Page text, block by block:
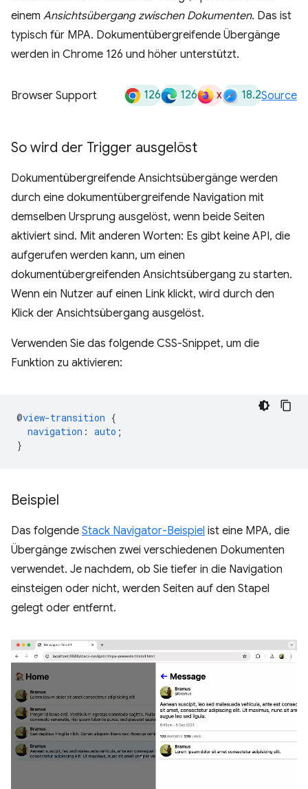
einem Ansichtsübergang zwischen Dokumenten. Das ist
typisch für MPA. Dokumentübergreifende Übergänge
werden in Chrome 126 und höher unterstützt.
Browser Support 126 126 x 18.2Source
So wird der Trigger ausgelöst
Dokumentübergreifende Ansichtsübergänge werden
durch eine dokumentübergreifende Navigation mit
demselben Ursprung ausgelöst, wenn beide Seiten
aktiviert sind. Mit anderen Worten: Es gibt keine API, die
aufgerufen werden kann, um einen
dokumentübergreifenden Ansichtsübergang zu starten.
Wenn ein Nutzer auf einen Link klickt, wird durch den
Klick der Ansichtsübergang ausgelöst.
Verwenden Sie das folgende CSS-Snippet, um die
Funktion zu aktivieren:
@view-transition {
navigation : auto ;
}
Beispiel
Das folgende Stack Navigator-Beispiel ist eine MPA, die
Übergänge zwischen zwei verschiedenen Dokumenten
verwendet. Je nachdem, ob Sie tiefer in die Navigation
einsteigen oder nicht, werden Seiten auf den Stapel
gelegt oder entfernt.